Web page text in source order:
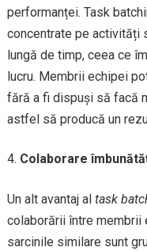
performanței. Task
concentrate pe activități
lungă de timp, ceea ce
lucru. Membrii echipei
fără a fi dispuși să facă
astfel să producă un
Colaborare
Un alt avantaj al task
colaborării între membrii
sarcinile similare sunt